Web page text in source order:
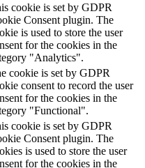
cookie is set by GDPR
Consent plugin. The
is used to store the user
for the cookies in the
"Analytics".
cookie is set by GDPR
consent to record the user
for the cookies in the
"Functional".
cookie is set by GDPR
Consent plugin. The
is used to store the user
for the cookies in the